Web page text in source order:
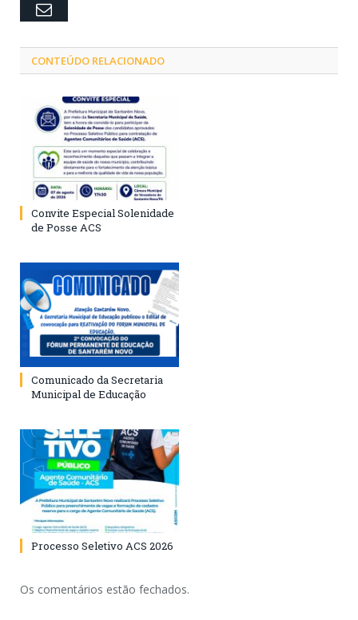
Email
CONTEÚDO RELACIONADO
Convite Especial Solenidade
de Posse ACS
Comunicado da Secretaria
Municipal de Educação
Processo Seletivo ACS 2026
Os comentários estão fechados.